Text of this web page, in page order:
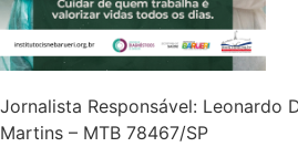
Jornalista Responsável: Leonardo
Martins – MTB 78467/SP